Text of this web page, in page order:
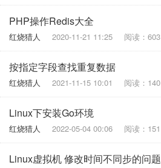
PHP操作Redis大全
红烧猎人 2020-11-21 11:25 阅读：603
按指定字段查找重复数据
红烧猎人 2021-11-15 10:01 阅读：140
Linux下安装Go环境
红烧猎人 2022-05-04 00:06 阅读：151
Linux虚拟机 修改时间不同步的问题